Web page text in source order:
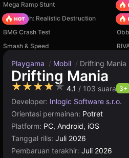
Mega Ramp Stunt
+1
Car Crush: Realistic Destruction
BMG Crash Test
Smash & Speed
Playgama / Mobil / Drifting Mania
Drifting Mania
★★★★★ 4.1 / 103 suara 3+
Developer: Inlogic Software s.r.o.
Orientasi permainan: Potret
Platform: PC, Android, iOS
Tanggal rilis: Juli 2026
Pembaruan terakhir: Juli 2026